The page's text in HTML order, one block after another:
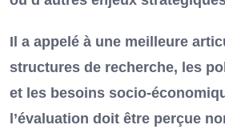
Il a appelé à une meilleure
structures de recherche, les
et les besoins socio-
l’évaluation doit être perçue